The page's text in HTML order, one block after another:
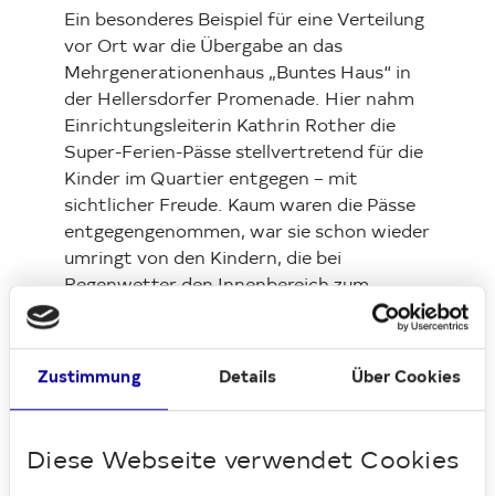
Zustimmung Details Über Cookies
Diese Webseite verwendet Cookies
Ein besonderes Beispiel für eine Verteilung
vor Ort war die Übergabe an das
Mehrgenerationenhaus „Buntes Haus“ in
der Hellersdorfer Promenade. Hier nahm
Einrichtungsleiterin Kathrin Rother die
Super-Ferien-Pässe stellvertretend für die
Kinder im Quartier entgegen – mit
sichtlicher Freude. Kaum waren die Pässe
entgegengenommen, war sie schon wieder
umringt von den Kindern, die bei
Regenwetter den Innenbereich zum
für Menschen aller Generationen und eine
wichtige Adresse für Kinder und
weitere Einrichtungen und Familien in den